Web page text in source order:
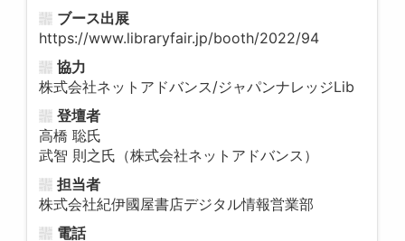
ブース出展
https://www.libraryfair.jp/booth/2022/94
協力
株式会社ネットアドバンス/ジャパンナレッジLib
登壇者
高橋 聡氏
武智 則之氏（株式会社ネットアドバンス）
担当者
株式会社紀伊國屋書店デジタル情報営業部
電話